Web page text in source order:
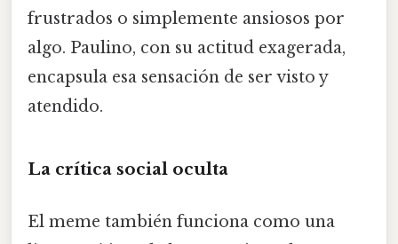
frustrados o simplemente ansiosos por
algo. Paulino, con su actitud exagerada,
encapsula esa sensación de ser visto y
atendido.
La crítica social oculta
El meme también funciona como una